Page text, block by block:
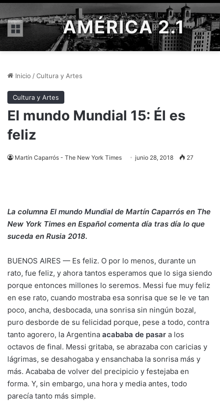
Menú AMÉRICA 2.1
Inicio /Cultura y Artes
Cultura y Artes
El mundo Mundial 15: Él es
feliz
Martín Caparrós - The New York Times junio 28, 2018 27
La columna El mundo Mundial de Martín Caparrós en The
New York Times en Español comenta día tras día lo que
suceda en Rusia 2018.
BUENOS AIRES — Es feliz. O por lo menos, durante un
rato, fue feliz, y ahora tantos esperamos que lo siga siendo
porque entonces millones lo seremos. Messi fue muy feliz
en ese rato, cuando mostraba esa sonrisa que se le ve tan
poco, ancha, desbocada, una sonrisa sin ningún bozal,
puro desborde de su felicidad porque, pese a todo, contra
tanto agorero, la Argentina acababa de pasar a los
octavos de final. Messi gritaba, se abrazaba con caricias y
lágrimas, se desahogaba y ensanchaba la sonrisa más y
más. Acababa de volver del precipicio y festejaba en
forma. Y, sin embargo, una hora y media antes, todo
parecía tanto más simple.